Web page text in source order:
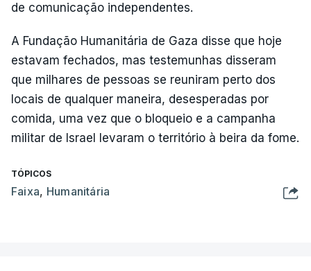
de comunicação independentes.
A Fundação Humanitária de Gaza disse que hoje
estavam fechados, mas testemunhas disseram
que milhares de pessoas se reuniram perto dos
locais de qualquer maneira, desesperadas por
comida, uma vez que o bloqueio e a campanha
militar de Israel levaram o território à beira da fome.
TÓPICOS
Faixa, Humanitária